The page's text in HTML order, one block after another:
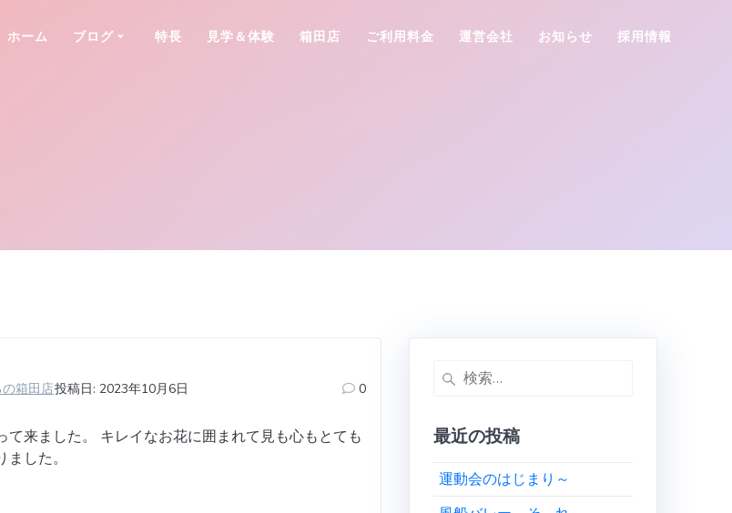
ホーム ブログ 特長 見学＆体験 箱田店 ご利用料金 運営会社 お知らせ 採用情報
箱田店投稿日: 2023年10月6日 0
て来ました。 キレイなお花に囲まれて見も心もとても
した。
検
最近の投稿
運動会のはじまり～